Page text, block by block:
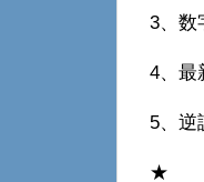
3、数
4、最
5、逆
★